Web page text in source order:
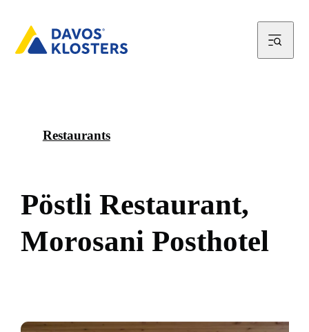
Restaurants
Pöstli Restaurant,
Morosani Posthotel